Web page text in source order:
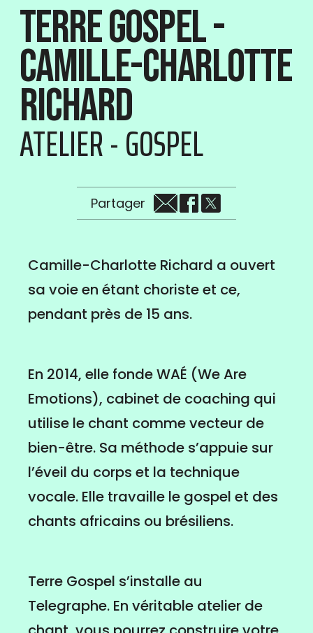
Terre Gospel -
Camille-Charlotte
Richard
ATELIER - GOSPEL
Partager
Camille-Charlotte Richard a ouvert
sa voie en étant choriste et ce,
pendant près de 15 ans.
En 2014, elle fonde WAÉ (We Are
Emotions), cabinet de coaching qui
utilise le chant comme vecteur de
bien-être. Sa méthode s’appuie sur
l’éveil du corps et la technique
vocale. Elle travaille le gospel et des
chants africains ou brésiliens.
Terre Gospel s’installe au
Telegraphe. En véritable atelier de